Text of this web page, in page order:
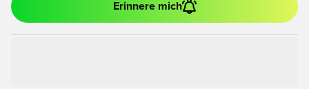
Erinnere mich